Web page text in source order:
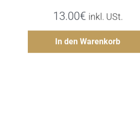
13.00€ inkl. USt.
In den Warenkorb
Hinzufügen